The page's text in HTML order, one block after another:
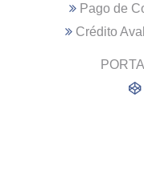
Pago de
Crédito